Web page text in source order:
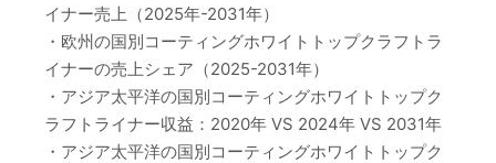
イナー売上（2025年-2031年）
・欧州の国別コーティングホワイトトップクラフトラ
イナーの売上シェア（2025-2031年）
・アジア太平洋の国別コーティングホワイトトップク
ラフトライナー収益：2020年 VS 2024年 VS 2031年
・アジア太平洋の国別コーティングホワイトトップク